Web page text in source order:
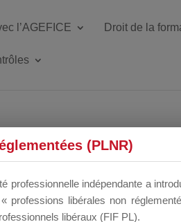
l’AGEFICE Droit de la
l'OF (PLNR)
professionnelle indépendante a
professions libérales non
libéraux (FIF PL).